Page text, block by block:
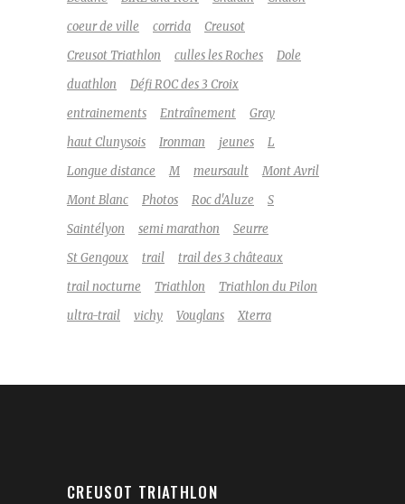
coeur de ville
corrida
Creusot
Creusot Triathlon
culles les Roches
Dole
duathlon
Défi ROC des 3 Croix
entrainements
Entraînement
Gray
haut Clunysois
Ironman jeunes
L
Longue distance
M meursault
Mont Avril
Mont Blanc
Photos Roc d'Aluze
S
Saintélyon
semi marathon
Seurre
St Gengoux
trail
trail des 3 châteaux
trail nocturne
Triathlon
Triathlon du Pilon
ultra-trail
vichy Vouglans Xterra
CREUSOT TRIATHLON